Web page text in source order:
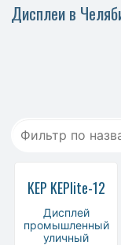
Дисплеи в
KEP KEPlite-12
Дисплей
промышленный
уличный